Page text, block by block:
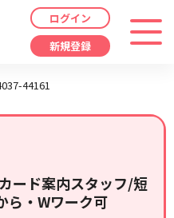
給から選択
求人
検索条件
ログイン
新規登録
44161
ード案内スタッフ/短
ら・Wワーク可